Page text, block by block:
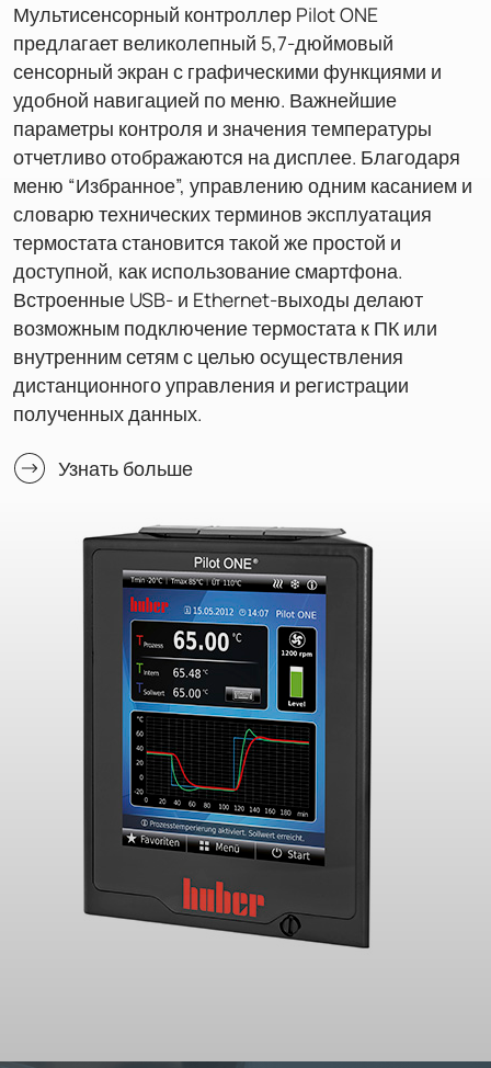
Мультисенсорный контроллер Pilot ONE
предлагает великолепный 5,7-дюймовый
сенсорный экран с графическими функциями и
удобной навигацией по меню. Важнейшие
параметры контроля и значения температуры
отчетливо отображаются на дисплее. Благодаря
меню “Избранное”, управлению одним касанием и
словарю технических терминов эксплуатация
термостата становится такой же простой и
доступной, как использование смартфона.
Встроенные USB- и Ethernet-выходы делают
возможным подключение термостата к ПК или
внутренним сетям с целью осуществления
дистанционного управления и регистрации
полученных данных.
Узнать больше